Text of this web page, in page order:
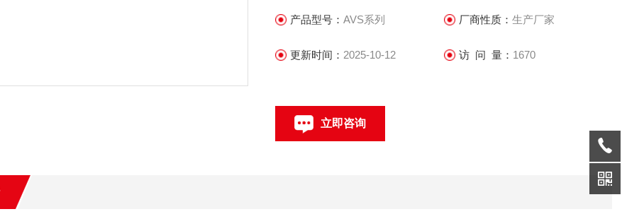
产品型号：AVS系列 厂商性质： 生产厂家
更新时间： 2025-10-12 访 问 量： 1670
立即咨询